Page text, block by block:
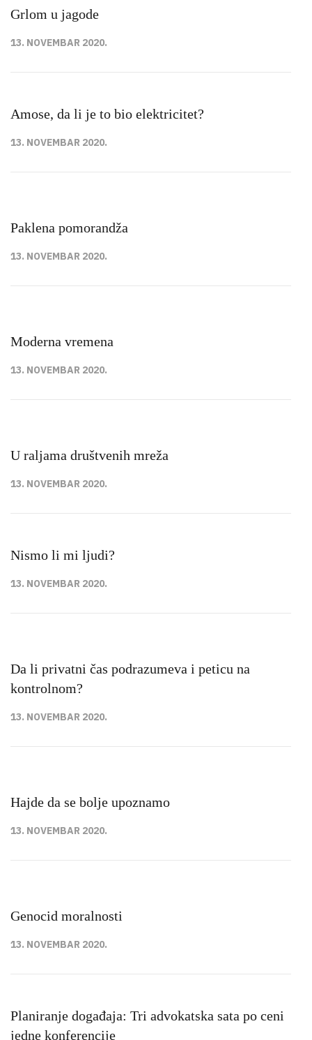
Grlom u jagode
13. NOVEMBAR 2020.
Amose, da li je to bio elektricitet?
13. NOVEMBAR 2020.
Paklena pomorandža
13. NOVEMBAR 2020.
Moderna vremena
13. NOVEMBAR 2020.
U raljama društvenih mreža
13. NOVEMBAR 2020.
Nismo li mi ljudi?
13. NOVEMBAR 2020.
Da li privatni čas podrazumeva i peticu na
kontrolnom?
13. NOVEMBAR 2020.
Hajde da se bolje upoznamo
13. NOVEMBAR 2020.
Genocid moralnosti
13. NOVEMBAR 2020.
Planiranje događaja: Tri advokatska sata po ceni
jedne konferencije